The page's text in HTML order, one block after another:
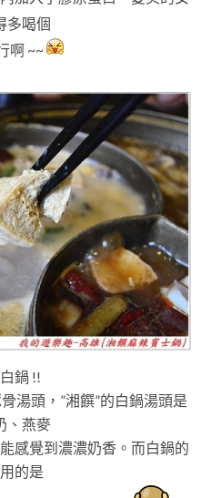
多喝個
啊 ~~
鍋 !!
湯頭 ，”湘饌”的白鍋湯頭是
、燕麥
感覺到濃濃奶香 。而白鍋的
的是